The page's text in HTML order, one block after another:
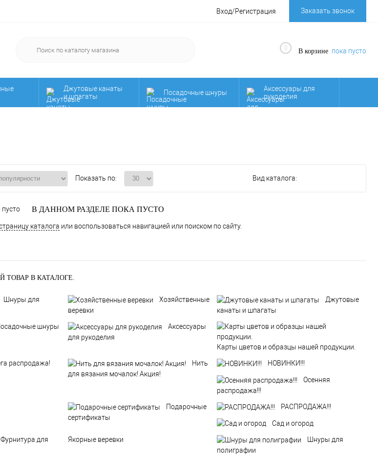
Вход/Регистрация Заказать звонок
0 В корзине пока пусто
Джутовые канаты
и шпагаты
Посадочные шнуры
Аксессуары для
рукоделия
Показать по: Вид каталога:
В ДАННОМ РАЗДЕЛЕ ПОКА ПУСТО
каталога или воспользоваться навигацией или поиском по сайту.
ТОВАР В КАТАЛОГЕ.
Шнуры для
Хозяйственные
веревки
Джутовые
канаты и шпагаты
шнуры
Аксессуары
для рукоделия
Карты цветов и образцы нашей продукции.
распродажа!
Нить
для вязания мочалок! Акция!
НОВИНКИ!!!
Осенняя
распродажа!!!
Подарочные
сертификаты
РАСПРОДАЖА!!!
Сад и огород
Фурнитура для
Якорные веревки
Шнуры для
полиграфии